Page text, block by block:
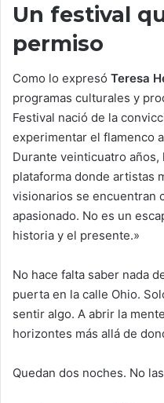
Un festival
permiso
Como lo expresó Teresa
programas culturales y
Festival nació de la
experimentar el flamenco
Durante veinticuatro
plataforma donde artistas
visionarios se encuentran
apasionado. No es un
historia y el presente.»
No hace falta saber nada
puerta en la calle Ohio.
sentir algo. A abrir la
horizontes más allá de
Quedan dos noches. No